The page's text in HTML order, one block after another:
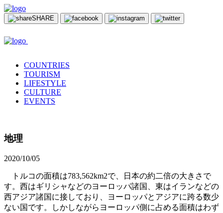
SHARE
COUNTRIES
TOURISM
LIFESTYLE
CULTURE
EVENTS
地理
2020/10/05
トルコの面積は783,562km2で、日本の約二倍の大きさで
す。西はギリシャなどのヨーロッパ諸国、東はイランなどの
西アジア諸国に接しており、ヨーロッパとアジアに跨る数少
ない国です。しかしながらヨーロッパ側に占める面積はわず